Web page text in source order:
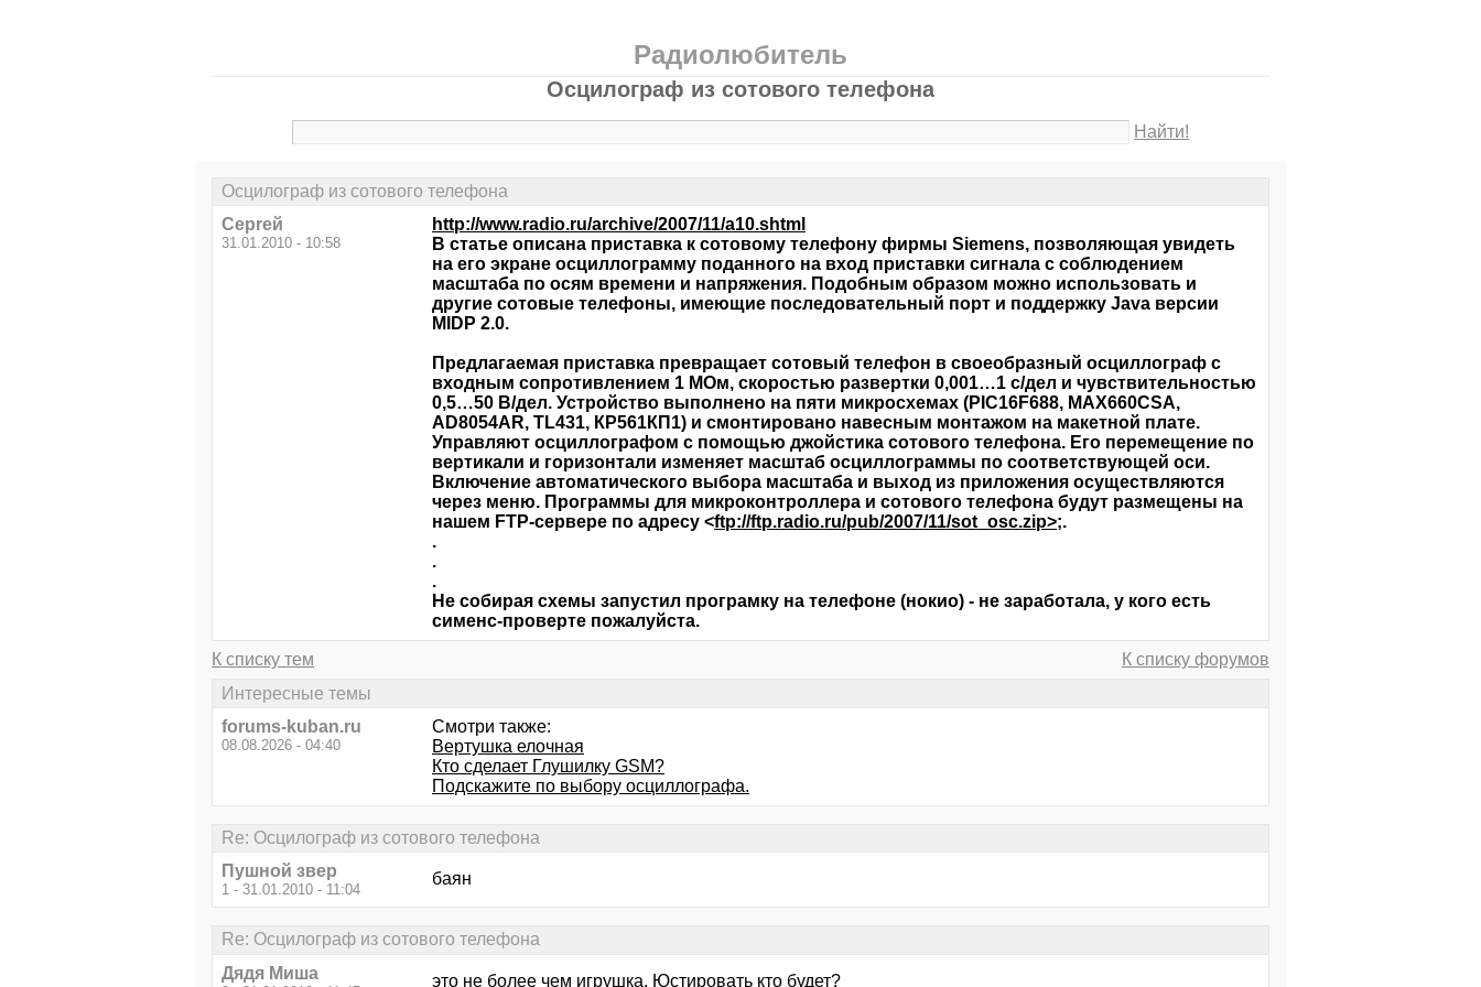
Радиолюбитель
Осцилограф из сотового телефона
Найти!
Осцилограф из сотового телефона
Серrей
31.01.2010 - 10:58
http://www.radio.ru/archive/2007/11/a10.shtml
В статье описана приставка к сотовому телефону фирмы Siemens, позволяющая увидеть
на его экране осциллограмму поданного на вход приставки сигнала с соблюдением
масштаба по осям времени и напряжения. Подобным образом можно использовать и
другие сотовые телефоны, имеющие последовательный порт и поддержку Java версии
MIDP 2.0.
Предлагаемая приставка превращает сотовый телефон в своеобразный осциллограф с
входным сопротивлением 1 МОм, скоростью развертки 0,001…1 с/дел и чувствительностью
0,5…50 В/дел. Устройство выполнено на пяти микросхемах (PIC16F688, MAX660CSA,
AD8054AR, TL431, КР561КП1) и смонтировано навесным монтажом на макетной плате.
Управляют осциллографом с помощью джойстика сотового телефона. Его перемещение по
вертикали и горизонтали изменяет масштаб осциллограммы по соответствующей оси.
Включение автоматического выбора масштаба и выход из приложения осуществляются
через меню. Программы для микроконтроллера и сотового телефона будут размещены на
нашем FTP-сервере по адресу <ftp://ftp.radio.ru/pub/2007/11/sot_osc.zip>;.
.
.
.
Не собирая схемы запустил програмку на телефоне (нокио) - не заработала, у кого есть
сименс-проверте пожалуйста.
К списку тем
К списку форумов
Интересные темы
forums-kuban.ru
08.08.2026 - 04:40
Смотри также:
Вертушка елочная
Кто сделает Глушилку GSM?
Подскажите по выбору осциллографа.
Re: Осцилограф из сотового телефона
Пушной звер
1 - 31.01.2010 - 11:04
баян
Re: Осцилограф из сотового телефона
Дядя Миша
это не более чем игрушка. Юстировать кто будет?